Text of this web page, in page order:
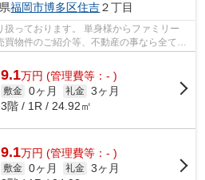
福岡市博多区住吉２丁目
っております。 単身様からファミリー
物件のご紹介等、不動産の事なら全てお
9.1万円 (管理費等：- )
敷金 0ヶ月 礼金 3ヶ月
3階 / 1R / 24.92㎡
9.1万円 (管理費等：- )
敷金 0ヶ月 礼金 3ヶ月